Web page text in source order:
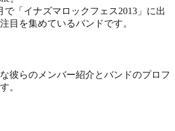
で「イナズマロックフェス2013」に出
目を集めているバンドです。
彼らのメンバー紹介とバンドのプロフ
。